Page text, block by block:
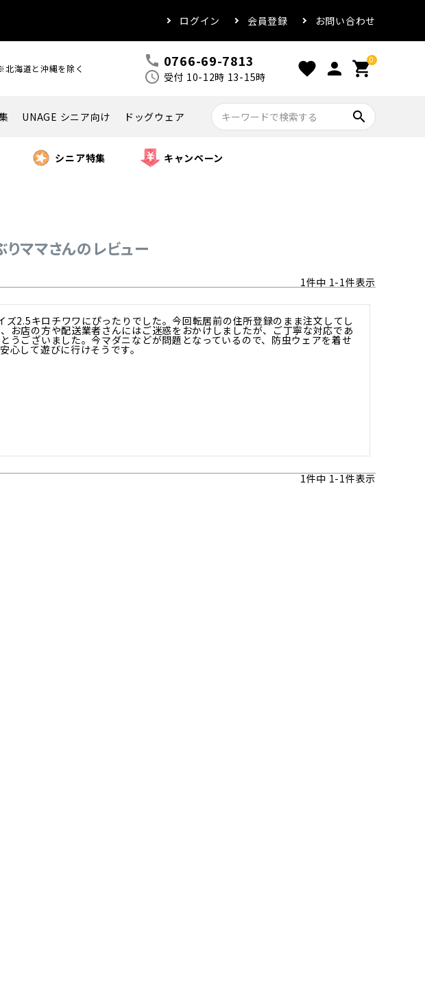
ログイン 会員登録 お問い合わせ
北海道と沖縄を除く call 0766-69-7813
schedule 受付 10-12時 13-15時 favorite person 0
shopping_cart
UNAGE シニア向け ドッグウェア search
シニア特集 キャンペーン
りママさんのレビュー
1件中 1-1件表示
ズ2.5キロチワワにぴったりでした。今回転居前の住所登録のまま注文してし
お店の方や配送業者さんにはご迷惑をおかけしましたが、ご丁寧な対応であ
とうございました。今マダニなどが問題となっているので、防虫ウェアを着せ
心して遊びに行けそうです。
1件中1-1件表示